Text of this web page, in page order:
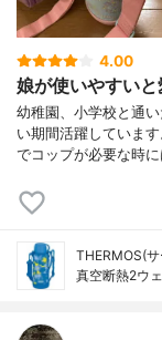
4.00
娘が使いやすい
幼稚園、小学校と通
い期間活躍していま
でコップが必要な時
THERMOS(
真空断熱2ウ